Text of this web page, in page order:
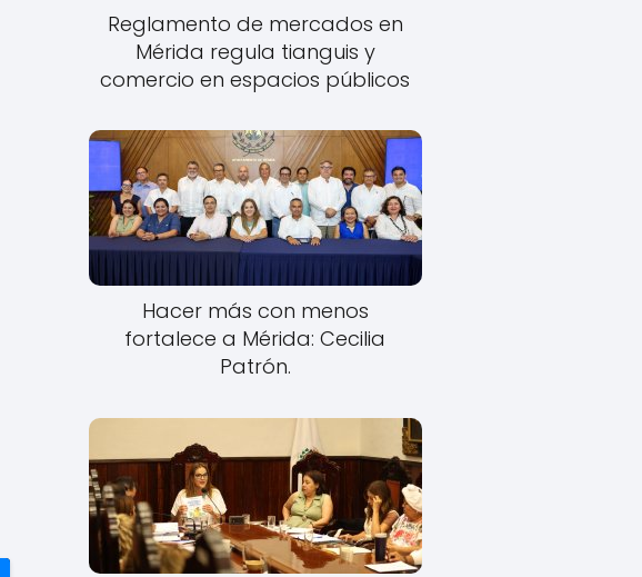
Reglamento de mercados en
Mérida regula tianguis y
comercio en espacios públicos
Hacer más con menos
fortalece a Mérida: Cecilia
Patrón.